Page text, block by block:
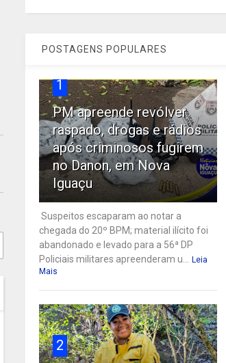
POSTAGENS POPULARES
1
PM apreende revólver
raspado, drogas e rádios
após criminosos fugirem
no Danon, em Nova
Iguaçu
Suspeitos escaparam ao notar a
chegada do 20º BPM; material ilícito foi
abandonado e levado para a 56ª DP
Policiais militares apreenderam u...
Leia
Mais
2